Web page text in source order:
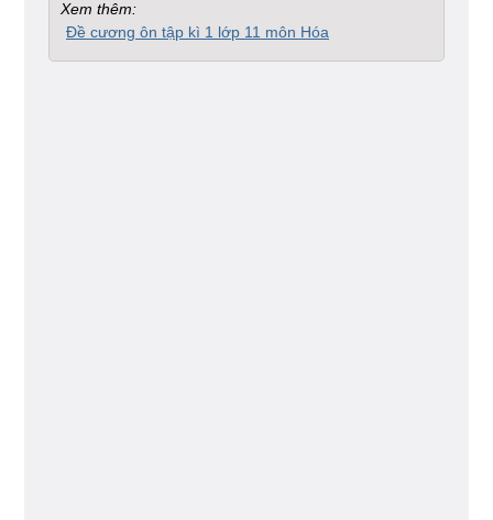
Xem thêm:
Đề cương ôn tập kì 1 lớp 11 môn Hóa